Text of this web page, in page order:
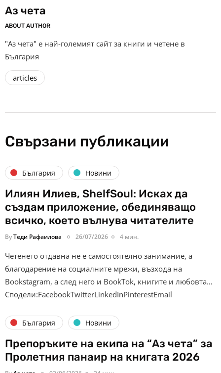
Аз чета
ABOUT AUTHOR
"Аз чета" е най-големият сайт за книги и четене в
България
articles
Свързани публикации
България Новини
Илиян Илиев, ShelfSoul: Исках да
създам приложение, обединяващо
всичко, което вълнува читателите
ByТеди Рафаилова 26/07/2026 4 мин.
Четенето отдавна не е самостоятелно занимание, а
благодарение на социалните мрежи, възхода на
Bookstagram, а след него и BookTok, книгите и любовта…
Сподели:FacebookTwitterLinkedInPinterestEmail
България Новини
Препоръките на екипа на “Аз чета” за
Пролетния панаир на книгата 2026